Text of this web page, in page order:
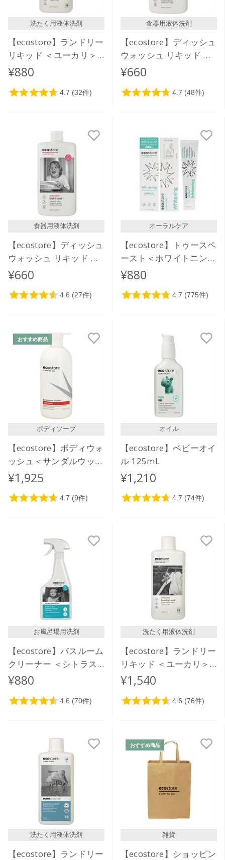
洗たく用液体洗剤
【ecostore】ランドリー
リキッド ＜ユーカリ＞
500mL
¥880
食器用液体洗剤
【ecostore】ディッシュ
ウォッシュ リキッド ＜
レモン＞ 500mL
¥660
食器用液体洗剤
【ecostore】ディッシュ
ウォッシュ リキッド ＜
グレープフルーツ＞
¥660
オーラルケア
【ecostore】トゥースペ
ースト＜ホワイトニング
＞ 100g
¥880
おすすめ商品
ボディソープ
【ecostore】ボディウォ
ッシュ＜サンダルウッド
＆アンバー＞900mL
¥1,925
オイル
【ecostore】ベビーオイ
ル 125mL
¥1,210
お風呂場用洗剤
【ecostore】バスルーム
クリーナー ＜シトラス
＞ 500mL
¥880
洗たく用液体洗剤
【ecostore】ランドリー
リキッド ＜ユーカリ＞
1L
¥1,540
洗たく用液体洗剤
【ecostore】ランドリー
おすすめ商品
雑貨
【ecostore】ショッピン